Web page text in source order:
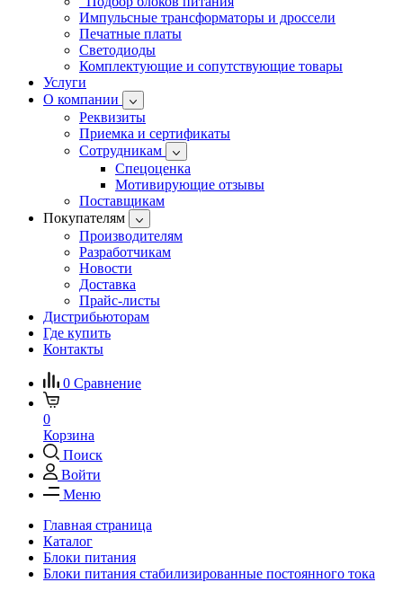
Импульсные трансформаторы и дроссели
Печатные платы
Светодиоды
Комплектующие и сопутствующие товары
Услуги
О компании
Реквизиты
Приемка и сертификаты
Сотрудникам
Спецоценка
Мотивирующие отзывы
Поставщикам
Покупателям
Производителям
Разработчикам
Новости
Доставка
Прайс-листы
Дистрибьюторам
Где купить
Контакты
0 Сравнение
0
Корзина
Поиск
Войти
Меню
Главная страница
Каталог
Блоки питания
Блоки питания стабилизированные постоянного тока